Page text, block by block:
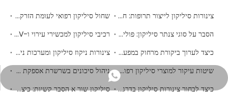
שחול סיליקון רפואי לעומת הזרקה מול דפוס דחיסה: איזה תהליך מתאים לרכיב שלך?
צינורות סיליקון לייצור תרופות: חומרי מיצוי, ניתנים לחילוץ ותאימות לתקנות
רכיבי סיליקון למכשירי עירוי ו-IV: דרישות תאימות ובחירת ספק
הסבר על סוגי צנתר סיליקון: פולי, נלאטון, יניקה וניקוז - כיצד לציין את המתאים
צינורות ניקוז סיליקון ומערכות ניקוז פצעים סגורות: דרישות קליניות ומדריך למקור
כיצד לערוך ביקורת מרחוק במפעל של יצרן סיליקון רפואי סיני
ניהול סיכונים בשרשרת אספקת סיליקון רפואי: כיצד לבנות אסטרטגיית מקורות עמידה
שיטות עיקור למוצרי סיליקון רפואיים: השוואה בין אוטוקלאב, EtO, Gamma ו-E-Beam
סיליקון שור א הסבר קשיות: כיצד לבחור את הדוחות המתאים עבור היישום הרפואי שלך
כיצד לבחור צינורות סיליקון בדרגה רפואית: מפרט מלא ומדריך מקורות עבור קוני שירותי בריאות
+86- 13256790045